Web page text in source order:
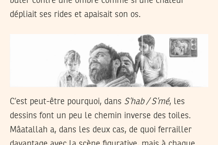
dépliait ses rides et apaisait son os.
C’est peut-être pourquoi, dans S’hab / S’mé, les
dessins font un peu le chemin inverse des toiles.
Mâatallah a, dans les deux cas, de quoi ferrailler